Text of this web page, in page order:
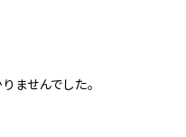
ませんでした。